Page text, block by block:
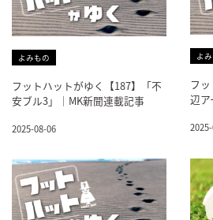
よみもの
フットハットがゆく【187】「不
安ブル3」｜MK新聞連載記事
2025-08-06
よ
フ
辺